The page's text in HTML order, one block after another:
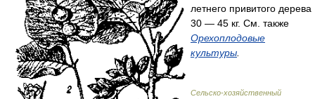
летнего привитого дерева
30 — 45 кг. См. также
Орехоплодовые
культуры
Сельско-хозяйственный